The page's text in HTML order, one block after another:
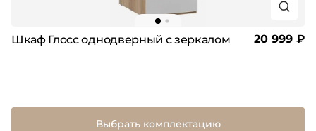
Шкаф Глосс однодверный с зеркалом 20 999 ₽
Выбрать комплектацию